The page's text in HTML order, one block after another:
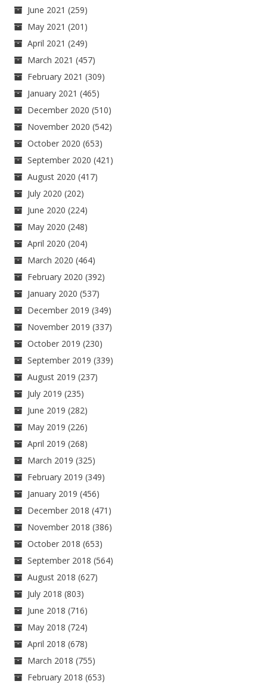
June 2021 (259)
May 2021 (201)
April 2021 (249)
March 2021 (457)
February 2021 (309)
January 2021 (465)
December 2020 (510)
November 2020 (542)
October 2020 (653)
September 2020 (421)
August 2020 (417)
July 2020 (202)
June 2020 (224)
May 2020 (248)
April 2020 (204)
March 2020 (464)
February 2020 (392)
January 2020 (537)
December 2019 (349)
November 2019 (337)
October 2019 (230)
September 2019 (339)
August 2019 (237)
July 2019 (235)
June 2019 (282)
May 2019 (226)
April 2019 (268)
March 2019 (325)
February 2019 (349)
January 2019 (456)
December 2018 (471)
November 2018 (386)
October 2018 (653)
September 2018 (564)
August 2018 (627)
July 2018 (803)
June 2018 (716)
May 2018 (724)
April 2018 (678)
March 2018 (755)
February 2018 (653)